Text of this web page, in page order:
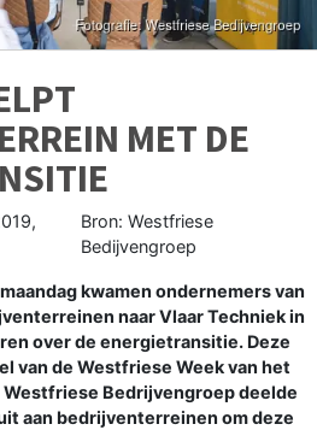
MET DE
Bron: Westfriese
Bedijvengroep
kwamen ondernemers van
naar Vlaar Techniek in
over de energietransitie. Deze
van de Westfriese Week van het
Bedrijvengroep deelde
aan bedrijventerreinen om deze